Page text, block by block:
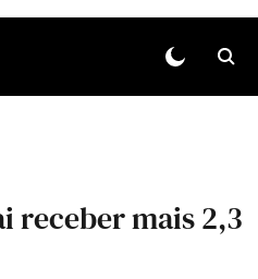
receber mais 2,3